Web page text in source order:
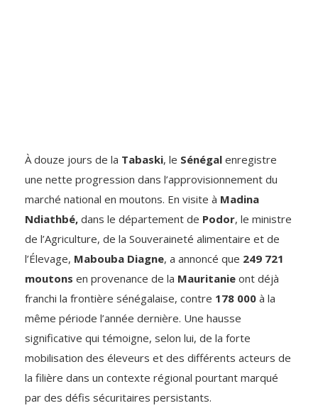
À douze jours de la Tabaski, le Sénégal enregistre
une nette progression dans l’approvisionnement du
marché national en moutons. En visite à Madina
Ndiathbé, dans le département de Podor, le ministre
de l’Agriculture, de la Souveraineté alimentaire et de
l’Élevage, Mabouba Diagne, a annoncé que 249 721
moutons en provenance de la Mauritanie ont déjà
franchi la frontière sénégalaise, contre 178 000 à la
même période l’année dernière. Une hausse
significative qui témoigne, selon lui, de la forte
mobilisation des éleveurs et des différents acteurs de
la filière dans un contexte régional pourtant marqué
par des défis sécuritaires persistants.